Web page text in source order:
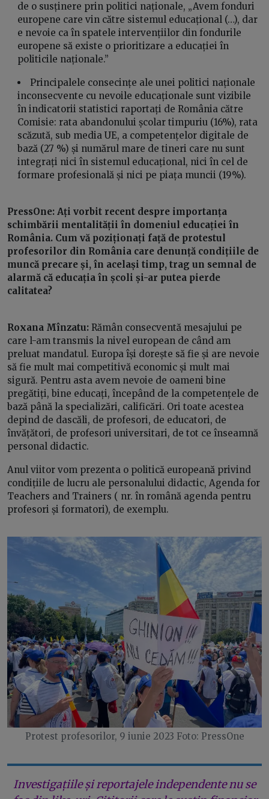
de o susținere prin politici naționale, „Avem fonduri
europene care vin către sistemul educațional (…), dar
e nevoie ca în spatele intervențiilor din fondurile
europene să existe o prioritizare a educației în
politicile naționale.”
Principalele consecințe ale unei politici naționale
inconsecvente cu nevoile educaționale sunt vizibile
în indicatorii statistici raportați de România către
Comisie: rata abandonului școlar timpuriu (16%), rata
scăzută, sub media UE, a competențelor digitale de
bază (27 %) și numărul mare de tineri care nu sunt
integrați nici în sistemul educațional, nici în cel de
formare profesională și nici pe piața muncii (19%).
PressOne: Ați vorbit recent despre importanța
schimbării mentalității în domeniul educației în
România. Cum vă poziționați față de protestul
profesorilor din România care denunță condițiile de
muncă precare și, în același timp, trag un semnal de
alarmă că educația în școli și-ar putea pierde
calitatea?
Roxana Mînzatu: Rămân consecventă mesajului pe
care l-am transmis la nivel european de când am
preluat mandatul. Europa își dorește să fie și are nevoie
să fie mult mai competitivă economic și mult mai
sigură. Pentru asta avem nevoie de oameni bine
pregătiți, bine educați, începând de la competențele de
bază până la specializări, calificări. Ori toate acestea
depind de dascăli, de profesori, de educatori, de
învățători, de profesori universitari, de tot ce înseamnă
personal didactic.
Anul viitor vom prezenta o politică europeană privind
condițiile de lucru ale personalului didactic, Agenda for
Teachers and Trainers ( nr. în română agenda pentru
profesori și formatori), de exemplu.
Protest profesorilor, 9 iunie 2023 Foto: PressOne
Investigațiile și reportajele independente nu se